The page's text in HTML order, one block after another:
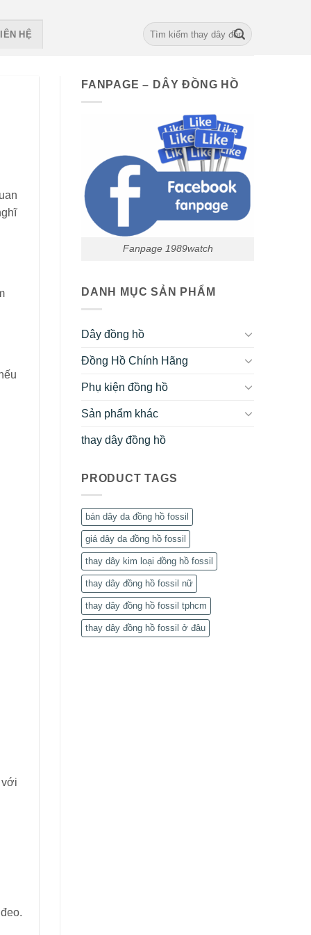
HỆ
Search
for:
với
FANPAGE – DÂY ĐỒNG HỒ
Fanpage 1989watch
DANH MỤC SẢN PHẨM
Dây đồng hồ
Đồng Hồ Chính Hãng
Phụ kiện đồng hồ
Sản phẩm khác
thay dây đồng hồ
PRODUCT TAGS
bán dây da đồng hồ fossil
giá dây da đồng hồ fossil
thay dây kim loại đồng hồ fossil
thay dây đồng hồ fossil nữ
thay dây đồng hồ fossil tphcm
thay dây đồng hồ fossil ở đâu